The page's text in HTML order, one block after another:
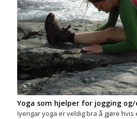
Yoga som hjelper for jogging
Iyengar yoga er veldig bra å gjøre hvis